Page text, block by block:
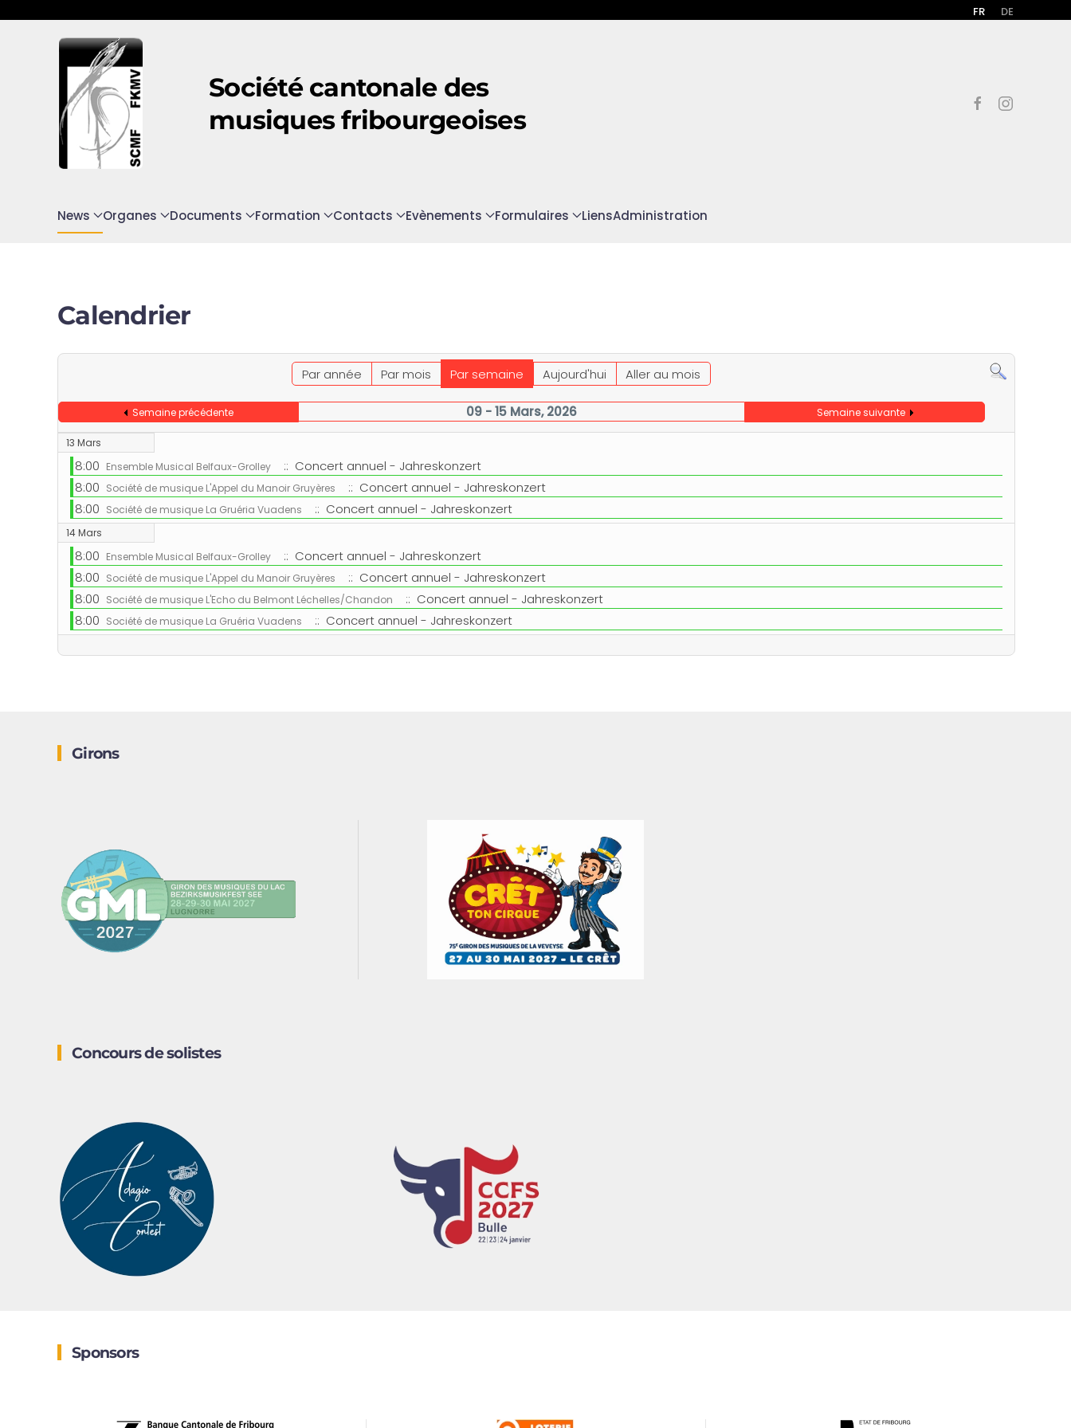
Accéder au contenu principal
FR DE
Société cantonale des
musiques fribourgeoises
News Organes Documents Formation Contacts Evènements Formulaires LiensAdministration
Calendrier
Par année Par mois Par semaine Aujourd'hui Aller au mois
Semaine précédente 09 - 15 Mars, 2026 Semaine suivante
13 Mars
8:00 Ensemble Musical Belfaux-Grolley
:: Concert annuel - Jahreskonzert
8:00 Société de musique L'Appel du Manoir Gruyères
:: Concert annuel - Jahreskonzert
8:00 Société de musique La Gruéria Vuadens :: Concert annuel - Jahreskonzert
14 Mars
8:00 Ensemble Musical Belfaux-Grolley
:: Concert annuel - Jahreskonzert
8:00 Société de musique L'Appel du Manoir Gruyères
:: Concert annuel - Jahreskonzert
8:00 Société de musique L'Echo du Belmont Léchelles/Chandon
:: Concert annuel - Jahreskonzert
8:00 Société de musique La Gruéria Vuadens :: Concert annuel - Jahreskonzert
Girons
Concours de solistes
Sponsors